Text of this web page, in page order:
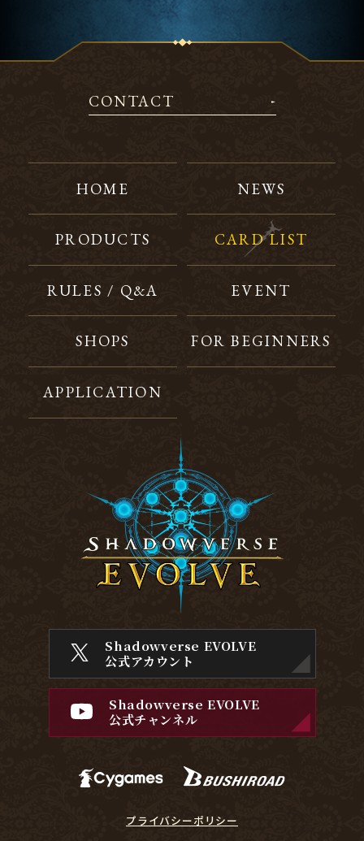
CONTACT
HOME NEWS
PRODUCTS CARD LIST
RULES / Q&A EVENT
SHOPS FOR BEGINNERS
APPLICATION
Shadowverse EVOLVE
公式アカウント
Shadowverse EVOLVE
公式チャンネル
プライバシーポリシー